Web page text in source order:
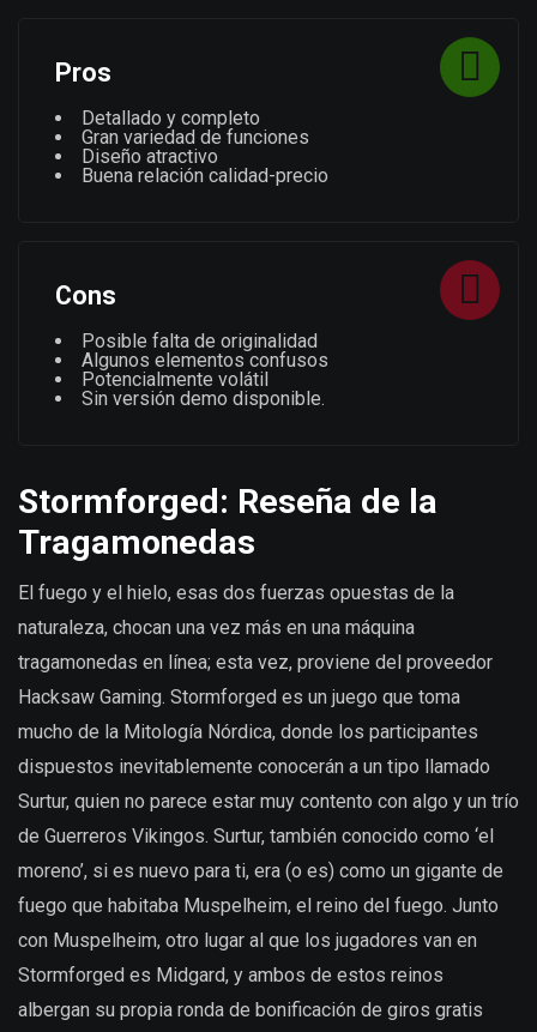
Pros
Detallado y completo
Gran variedad de funciones
Diseño atractivo
Buena relación calidad-precio
Cons
Posible falta de originalidad
Algunos elementos confusos
Potencialmente volátil
Sin versión demo disponible.
Stormforged: Reseña de la
Tragamonedas
El fuego y el hielo, esas dos fuerzas opuestas de la
naturaleza, chocan una vez más en una máquina
tragamonedas en línea; esta vez, proviene del proveedor
Hacksaw Gaming. Stormforged es un juego que toma
mucho de la Mitología Nórdica, donde los participantes
dispuestos inevitablemente conocerán a un tipo llamado
Surtur, quien no parece estar muy contento con algo y un trío
de Guerreros Vikingos. Surtur, también conocido como ‘el
moreno’, si es nuevo para ti, era (o es) como un gigante de
fuego que habitaba Muspelheim, el reino del fuego. Junto
con Muspelheim, otro lugar al que los jugadores van en
Stormforged es Midgard, y ambos de estos reinos
albergan su propia ronda de bonificación de giros gratis